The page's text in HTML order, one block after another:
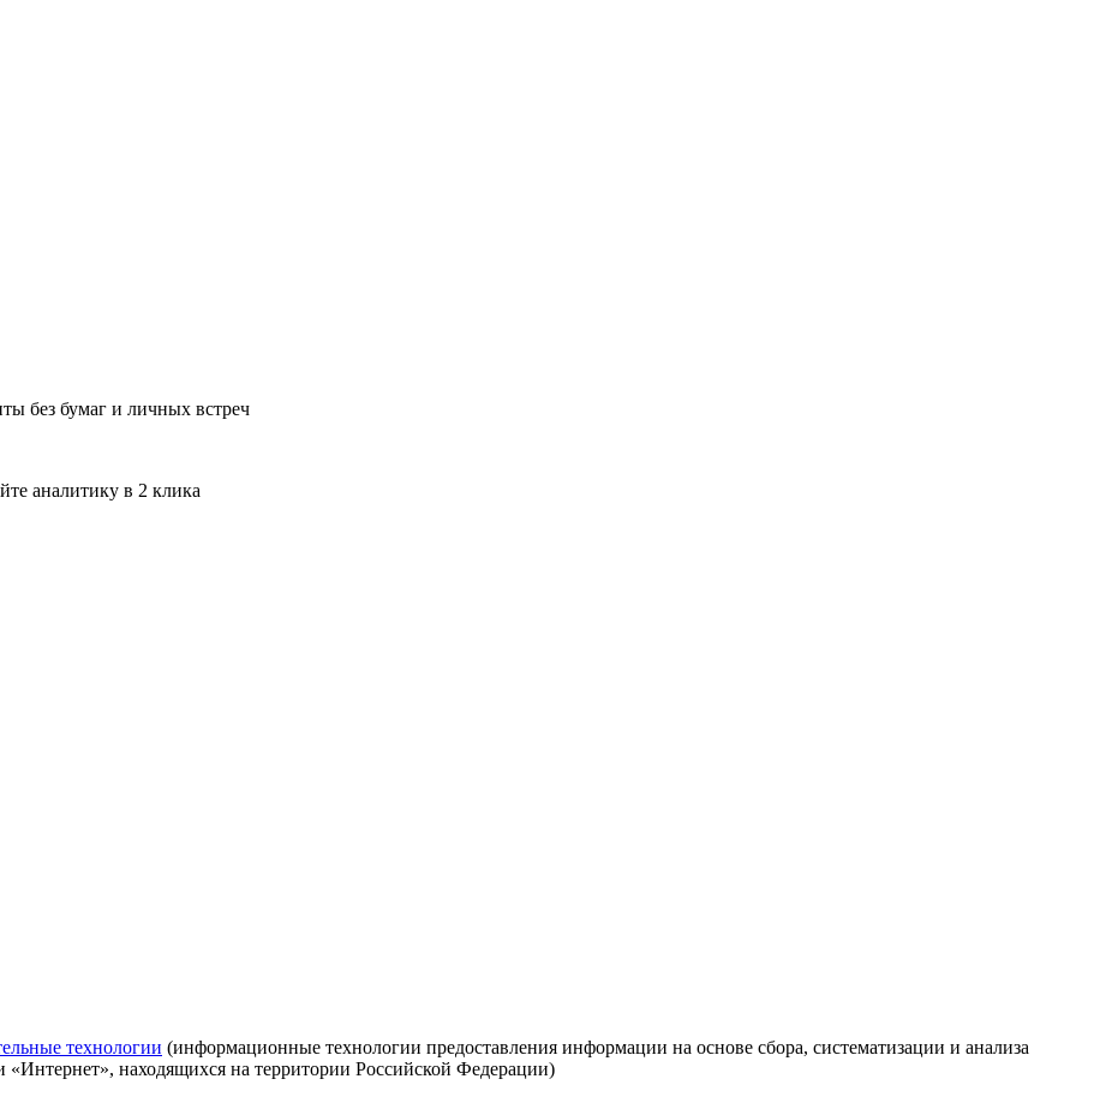
без бумаг и личных встреч
аналитику в 2 клика
технологии (информационные технологии предоставления информации на основе сбора, систематизации и анализа
«Интернет», находящихся на территории Российской Федерации)